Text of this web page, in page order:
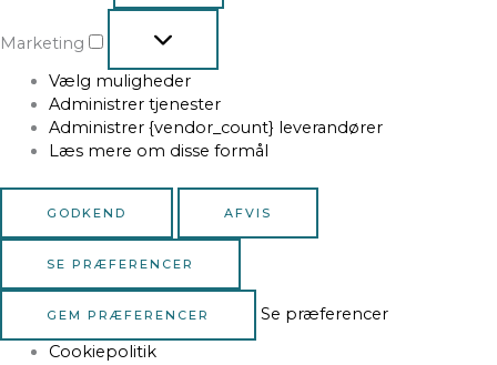
Marketing
Vælg muligheder
Administrer tjenester
Administrer {vendor_count} leverandører
Læs mere om disse formål
GODKEND AFVIS
SE PRÆFERENCER
GEM PRÆFERENCER
Se præferencer
Cookiepolitik